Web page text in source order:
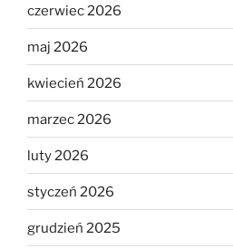
czerwiec 2026
maj 2026
kwiecień 2026
marzec 2026
luty 2026
styczeń 2026
grudzień 2025